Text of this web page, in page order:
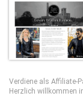
Verdiene als Affiliate-
Herzlich willkommen